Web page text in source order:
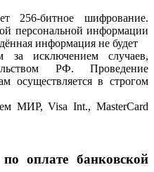
256-битное шифрование.
персональной информации
информация не будет
за исключением случаев,
РФ. Проведение
осуществляется в строгом
МИР, Visa Int., MasterCard
оплате банковской